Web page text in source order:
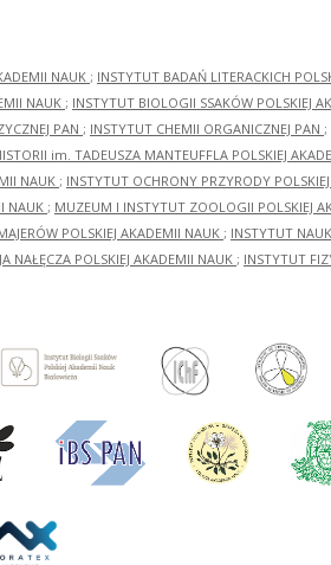
NAUK ; INSTYTUT BADAŃ LITERACKICH
NAUK ; INSTYTUT BIOLOGII SSAKÓW POLSKIEJ
PAN ; INSTYTUT CHEMII ORGANICZNEJ PAN ;
im. TADEUSZA MANTEUFFLA POLSKIEJ
NAUK ; INSTYTUT OCHRONY PRZYRODY
NAUK ; MUZEUM I INSTYTUT ZOOLOGII POLSKIEJ
POLSKIEJ AKADEMII NAUK ; INSTYTUT
NAŁĘCZA POLSKIEJ AKADEMII NAUK ; INSTYTUT